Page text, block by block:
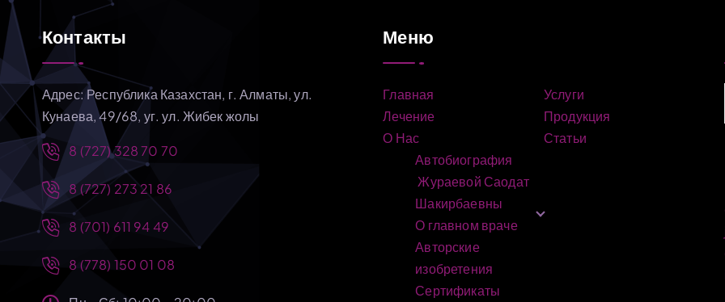
Контакты
Адрес: Республика Казахстан, г. Алматы, ул.
Кунаева, 49/68, уг. ул. Жибек жолы
8 (727) 328 70 70
8 (727) 273 21 86
8 (701) 611 94 49
8 (778) 150 01 08
Меню
Главная
Услуги
Лечение
Продукция
О Нас
Автобиография
Жураевой Саодат
Шакирбаевны
О главном враче
Авторские
изобретения
Сертификаты
Статьи